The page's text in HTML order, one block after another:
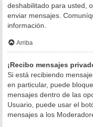
deshabilitado para usted,
enviar mensajes.
información.
Arriba
¡Recibo mensajes
Si está recibiendo
en particular, puede
mensajes dentro de las
Usuario, puede usar el
mensajes a los